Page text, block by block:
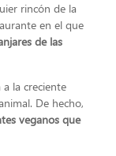
rincón de la
en el que
de las
la creciente
De hecho,
veganos que